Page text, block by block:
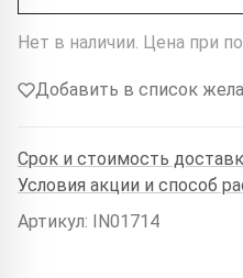
Нет в наличии. Цена при
Добавить в список
Срок и стоимость
Условия акции и способ
Артикул: IN01714